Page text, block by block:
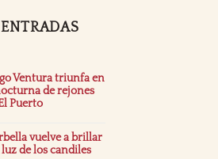
Ventura triunfa en
de rejones
Puerto
vuelve a brillar
luz de los candiles